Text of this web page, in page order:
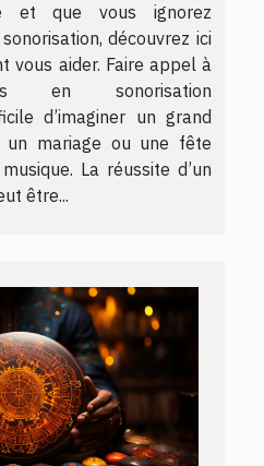
et que vous ignorez
découvrez ici
vous aider. Faire appel à
en sonorisation
d’imaginer un grand
un mariage ou une fête
La réussite d’un
être...